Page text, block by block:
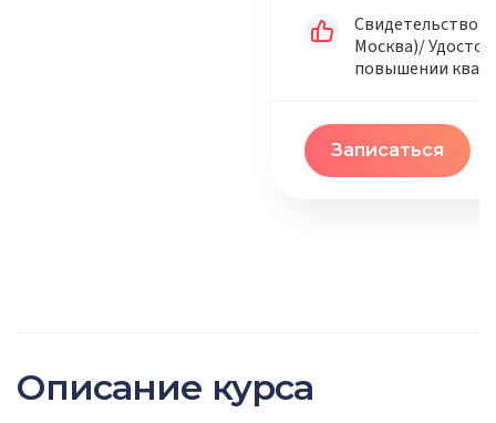
Свидетельство
Москва)/
повышении
Записаться
Описание курса